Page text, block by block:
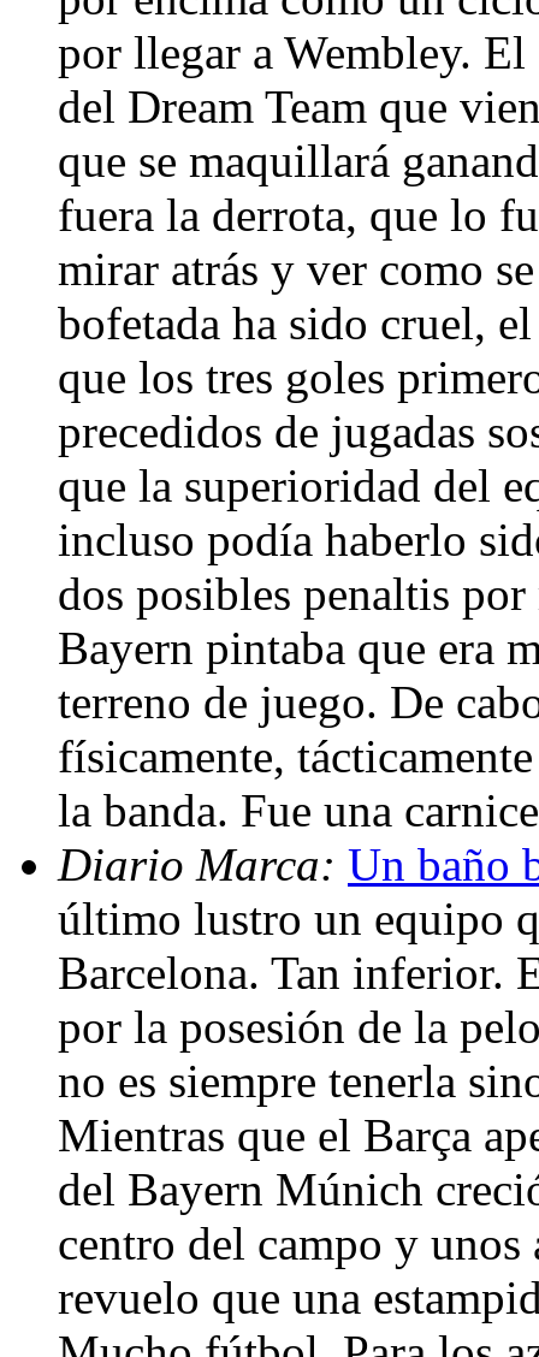
por llegar a Wembley.
del Dream Team que
que se maquillará
fuera la derrota, que lo
mirar atrás y ver como
bofetada ha sido cruel,
que los tres goles
precedidos de jugadas
que la superioridad del
incluso podía haberlo
dos posibles penaltis
Bayern pintaba que era
terreno de juego. De
físicamente,
la banda. Fue una
Diario Marca: Un baño
último lustro un equipo
Barcelona. Tan inferior.
por la posesión de la
no es siempre tenerla
Mientras que el Barça
del Bayern Múnich
centro del campo y unos
revuelo que una